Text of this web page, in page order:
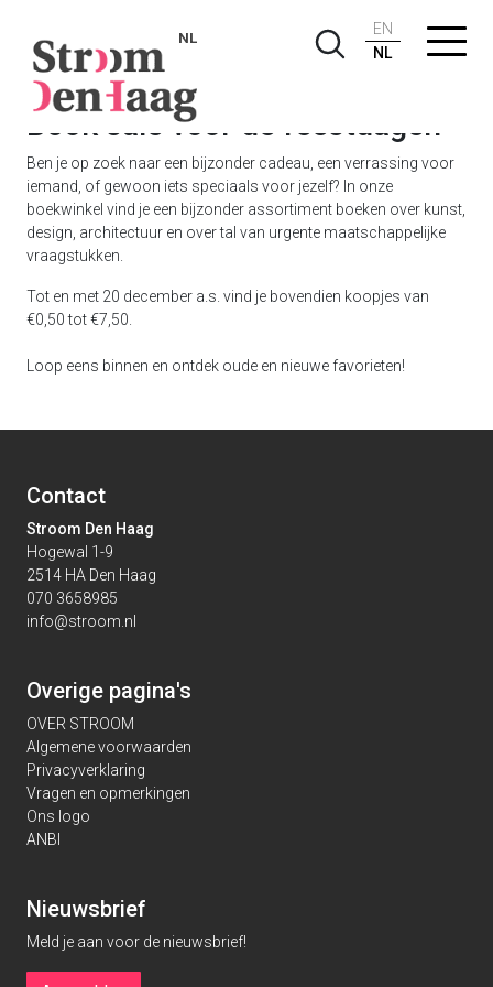
NL
EN
NL
Book sale voor de feestdagen
Ben je op zoek naar een bijzonder cadeau, een verrassing voor
iemand, of gewoon iets speciaals voor jezelf? In onze
boekwinkel vind je een bijzonder assortiment boeken over kunst,
design, architectuur en over tal van urgente maatschappelijke
vraagstukken.
Tot en met 20 december a.s. vind je bovendien koopjes van
€0,50 tot €7,50.
Loop eens binnen en ontdek oude en nieuwe favorieten!
Contact
Stroom Den Haag
Hogewal 1-9
2514 HA Den Haag
070 3658985
info@stroom.nl
Overige pagina's
OVER STROOM
Algemene voorwaarden
Privacyverklaring
Vragen en opmerkingen
Ons logo
ANBI
Nieuwsbrief
Meld je aan voor de nieuwsbrief!